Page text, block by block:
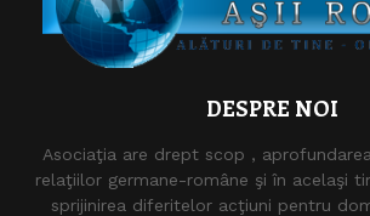
DESPRE NOI
Asociaţia are drept scop ,
relaţiilor germane-române şi în acelaşi
sprijinirea diferitelor acţiuni pentru